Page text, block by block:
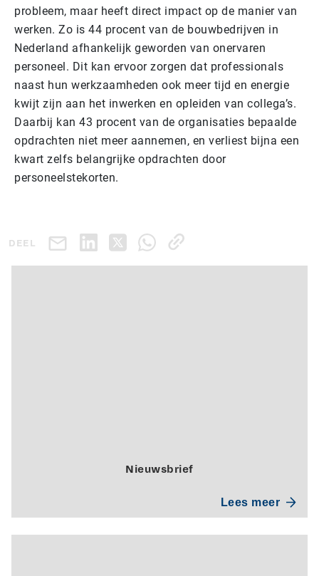
probleem, maar heeft direct impact op de manier van
werken. Zo is 44 procent van de bouwbedrijven in
Nederland afhankelijk geworden van onervaren
personeel. Dit kan ervoor zorgen dat professionals
naast hun werkzaamheden ook meer tijd en energie
kwijt zijn aan het inwerken en opleiden van collega’s.
Daarbij kan 43 procent van de organisaties bepaalde
opdrachten niet meer aannemen, en verliest bijna een
kwart zelfs belangrijke opdrachten door
personeelstekorten.
DEEL
Nieuwsbrief
Lees meer